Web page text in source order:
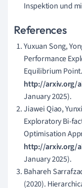
Inspektion und
References
Yuxuan Song,
Performance
Equilibrium
http://arxiv.org/
January 2025).
Jiawei Qiao,
Exploratory Bi-
Optimisation
http://arxiv.org/
January 2025).
Bahareh
(2020).